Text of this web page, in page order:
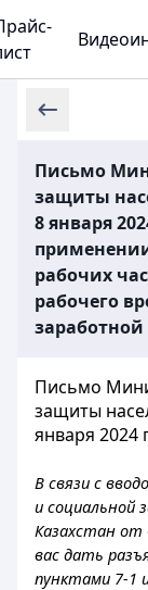
Письмо
защиты
8 января
рабочих
рабочего
Письмо
защиты
января 2024
В связи с
и социальной
Казахстан от
вас дать
пунктами 7-1